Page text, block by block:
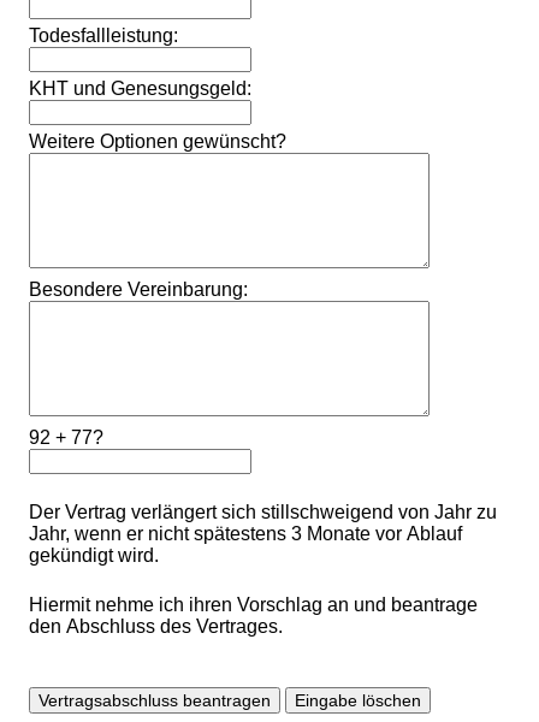
Todesfallleistung:
KHT und Genesungsgeld:
Weitere Optionen gewünscht?
Besondere Vereinbarung:
92 + 77?
Der Vertrag verlängert sich stillschweigend von Jahr zu
Jahr, wenn er nicht spätestens 3 Monate vor Ablauf
gekündigt wird.
Hiermit nehme ich ihren Vorschlag an und beantrage
den Abschluss des Vertrages.